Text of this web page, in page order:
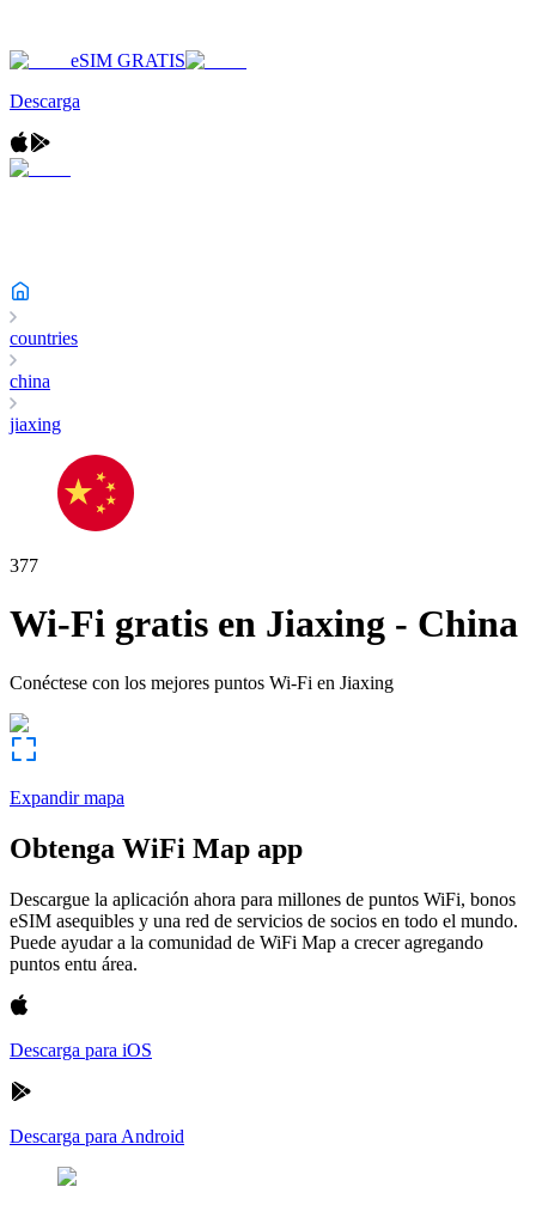
eSIM GRATIS
Descarga
countries
china
jiaxing
377
Wi-Fi gratis en Jiaxing - China
Conéctese con los mejores puntos Wi-Fi en Jiaxing
Expandir mapa
Obtenga WiFi Map app
Descargue la aplicación ahora para millones de puntos WiFi, bonos
eSIM asequibles y una red de servicios de socios en todo el mundo.
Puede ayudar a la comunidad de WiFi Map a crecer agregando
puntos entu área.
Descarga para iOS
Descarga para Android